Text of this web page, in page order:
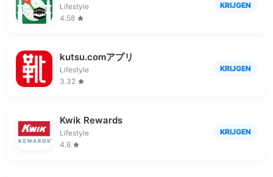
Lifestyle
4.58
KRIJGEN
kutsu.comアプリ
Lifestyle
3.32
KRIJGEN
Kwik Rewards
Lifestyle
4.6
KRIJGEN